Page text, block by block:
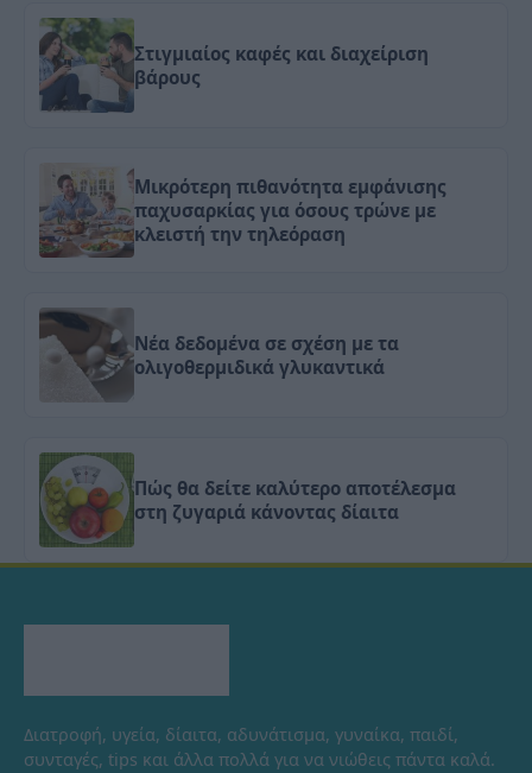
Στιγμιαίος καφές και διαχείριση
βάρους
Μικρότερη πιθανότητα εμφάνισης
παχυσαρκίας για όσους τρώνε με
κλειστή την τηλεόραση
Nέα δεδομένα σε σχέση με τα
ολιγοθερμιδικά γλυκαντικά
Πώς θα δείτε καλύτερο αποτέλεσμα
στη ζυγαριά κάνοντας δίαιτα
Διατροφή, υγεία, δίαιτα, αδυνάτισμα, γυναίκα, παιδί,
συνταγές, tips και άλλα πολλά για να νιώθεις πάντα καλά.